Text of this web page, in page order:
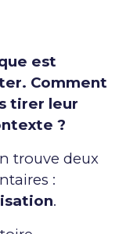
est
Comment
tirer leur
?
trouve deux
:
.